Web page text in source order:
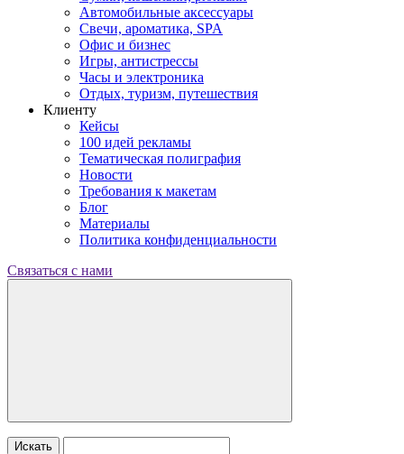
Автомобильные аксессуары
Свечи, ароматика, SPA
Офис и бизнес
Игры, антистрессы
Часы и электроника
Отдых, туризм, путешествия
Клиенту
Кейсы
100 идей рекламы
Тематическая полиграфия
Новости
Требования к макетам
Блог
Материалы
Политика конфиденциальности
Связаться с нами
Искать